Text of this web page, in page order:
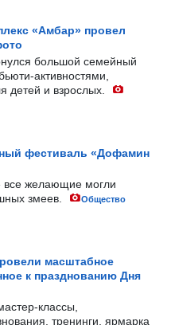
«Амбар» провел
большой семейный
активностями,
детей и взрослых.
фестиваль «Дофамин
желающие могли
змеев.
Общество
масштабное
к празднованию Дня
классы,
тренинги, ярмарка